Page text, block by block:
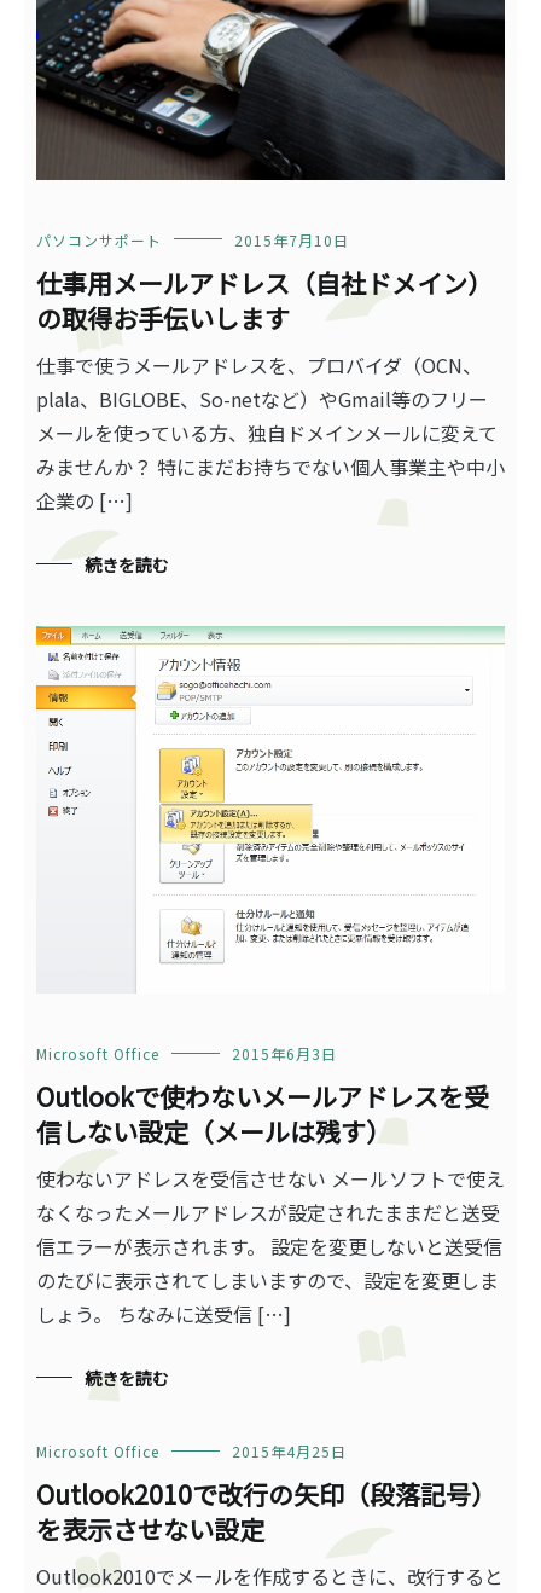
パソコンサポート 2015年7月10日
仕事用メールアドレス（自社ドメイン）
の取得お手伝いします
仕事で使うメールアドレスを、プロバイダ（OCN、
plala、BIGLOBE、So-netなど）やGmail等のフリー
メールを使っている方、独自ドメインメールに変えて
みませんか？ 特にまだお持ちでない個人事業主や中小
企業の […]
続きを読む
Microsoft Office 2015年6月3日
Outlookで使わないメールアドレスを受
信しない設定（メールは残す）
使わないアドレスを受信させない メールソフトで使え
なくなったメールアドレスが設定されたままだと送受
信エラーが表示されます。 設定を変更しないと送受信
のたびに表示されてしまいますので、設定を変更しま
しょう。 ちなみに送受信 […]
続きを読む
Microsoft Office 2015年4月25日
Outlook2010で改行の矢印（段落記号）
を表示させない設定
Outlook2010でメールを作成するときに、改行すると